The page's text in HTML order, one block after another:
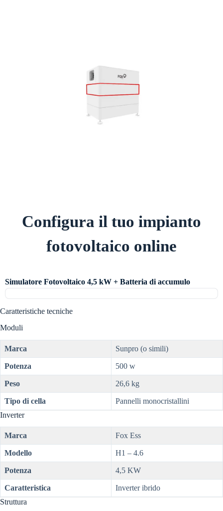
Configura il tuo impianto
fotovoltaico online
Simulatore Fotovoltaico 4,5 kW + Batteria di accumulo
Caratteristiche tecniche
Moduli
Marca Sunpro (o simili)
Potenza 500 w
Peso 26,6 kg
Tipo di cella
Pannelli monocristallini
Inverter
Marca Fox Ess
Modello H1 – 4.6
Potenza 4,5 KW
Caratteristica
Inverter ibrido
Struttura